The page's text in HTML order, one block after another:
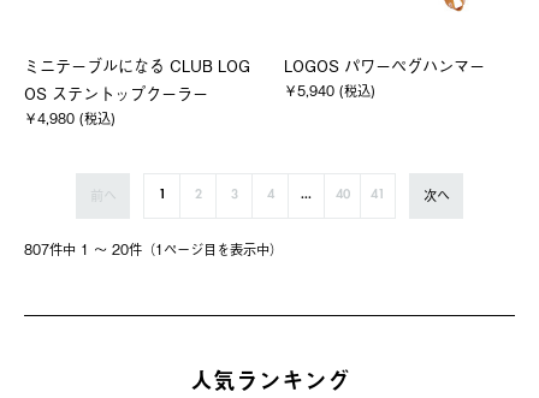
ミニテーブルになる CLUB LOG
OS ステントップクーラー
￥4,980 (税込)
LOGOS パワーペグハンマー
￥5,940 (税込)
807件中 1 〜 20件（1ページ⽬を表⽰中）
前へ 1 2 3 4 ... 40 41 次へ
人気ランキング